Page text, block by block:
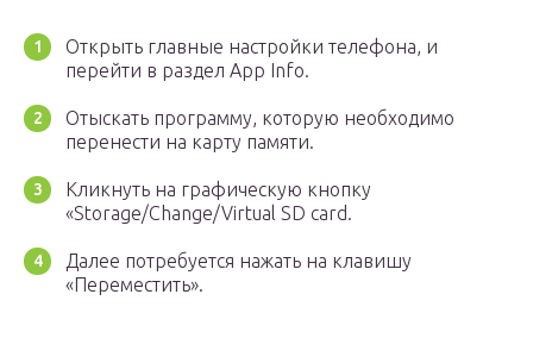
Открыть главные настройки телефона, и
перейти в раздел App Info.
Отыскать программу, которую необходимо
перенести на карту памяти.
Кликнуть на графическую кнопку
«Storage/Change/Virtual SD card.
Далее потребуется нажать на клавишу
«Переместить».